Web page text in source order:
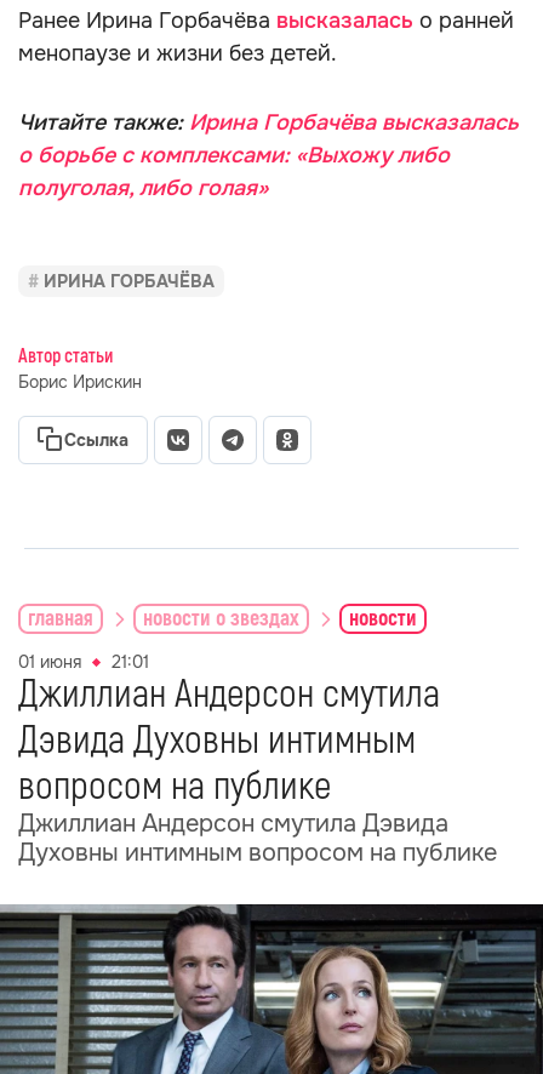
Ранее Ирина Горбачёва высказалась о ранней
менопаузе и жизни без детей.
Читайте также: Ирина Горбачёва высказалась
о борьбе с комплексами: «Выхожу либо
полуголая, либо голая»
ИРИНА ГОРБАЧЁВА
Автор статьи
Борис Ирискин
Ссылка
главная новости о звездах новости
01 июня 21:01
Джиллиан Андерсон смутила
Дэвида Духовны интимным
вопросом на публике
Джиллиан Андерсон смутила Дэвида
Духовны интимным вопросом на публике